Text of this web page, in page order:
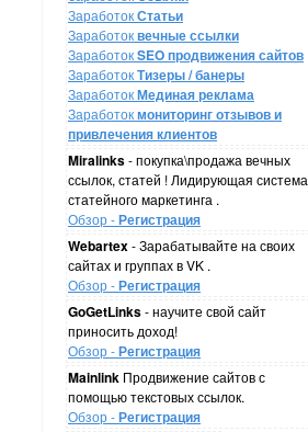
ЗаработокСтатьи
Заработоквечные ссылки
ЗаработокSEO продвижения сайтов
ЗаработокТизеры / банеры
ЗаработокМединая реклама
Заработокмониторинг отзывов и
привлечения клиентов
Miralinks- покупка\продажа вечных
ссылок, статей ! Лидирующая система
статейного маркетинга .
Обзор -Регистрация
Webartex- Зарабатывайте на своих
сайтах и группах в VK .
Обзор -Регистрация
GoGetLinks- научите свой сайт
приносить доход!
Обзор -Регистрация
Mainlink Продвижение сайтов с
помощью текстовых ссылок.
Обзор -Регистрация